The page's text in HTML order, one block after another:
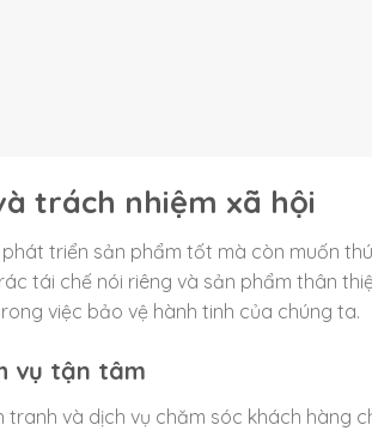
trách nhiệm xã hội
triển sản phẩm tốt mà còn muốn
tái chế nói riêng và sản phẩm thân
việc bảo vệ hành tinh của chúng ta.
vụ tận tâm
tranh và dịch vụ chăm sóc khách hàng